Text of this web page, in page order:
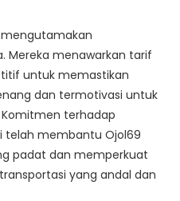
mengutamakan
Mereka menawarkan tarif
untuk memastikan
dan termotivasi untuk
terhadap
telah membantu Ojol69
padat dan memperkuat
yang andal dan